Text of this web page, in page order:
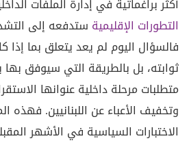
أكثر براغماتية في إدارة الملفات
التطورات الإقليمية ستدفعه إلى
فالسؤال اليوم لم يعد يتعلق بما إذا
ثوابته، بل بالطريقة التي سيوفق بها
متطلبات مرحلة داخلية عنوانها
وتخفيف الأعباء عن اللبنانيين. فهذه
الاختبارات السياسية في الأشهر